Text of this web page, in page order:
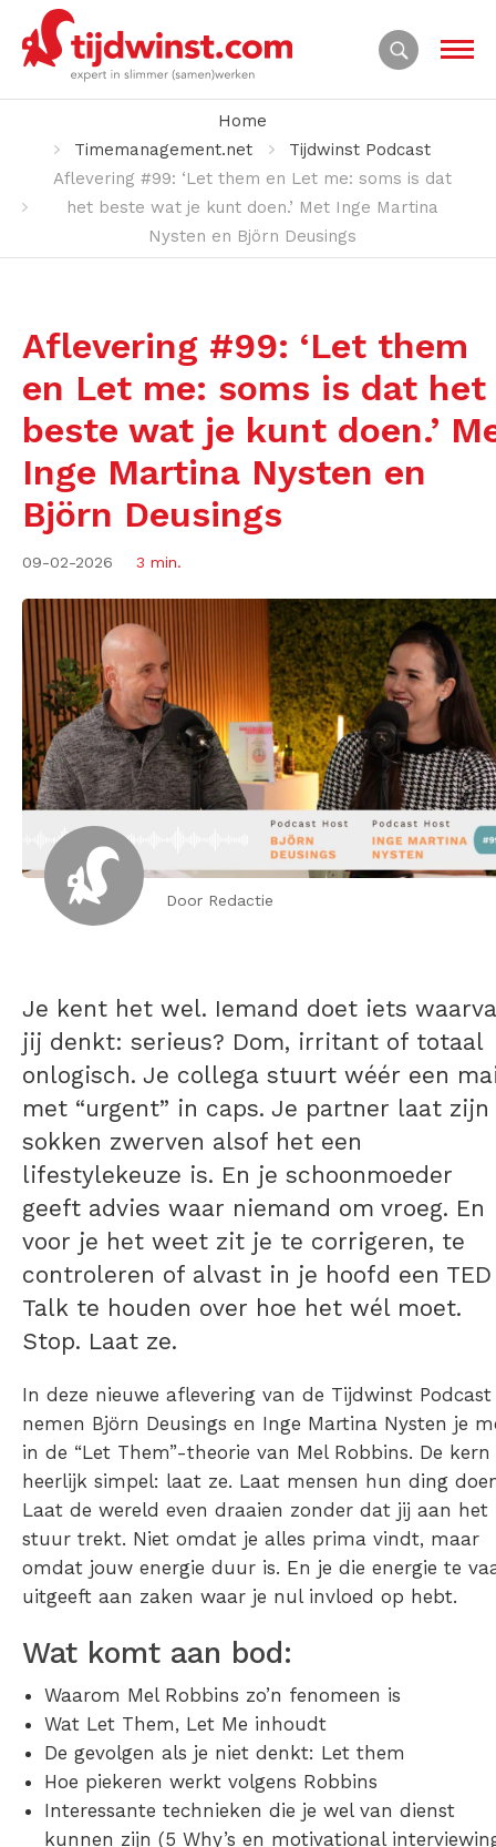
Home
Timemanagement.net
Tijdwinst Podcast
Aflevering #99: ‘Let them en Let me: soms is dat
het beste wat je kunt doen.’ Met Inge Martina
Nysten en Björn Deusings
Aflevering #99: ‘Let them
en Let me: soms is dat het
beste wat je kunt doen.’
Inge Martina Nysten en
Björn Deusings
09-02-2026 3 min.
Door Redactie
Je kent het wel. Iemand doet iets
jij denkt: serieus? Dom, irritant of totaal
onlogisch. Je collega stuurt wéér een
met “urgent” in caps. Je partner laat zijn
sokken zwerven alsof het een
lifestylekeuze is. En je schoonmoeder
geeft advies waar niemand om vroeg. En
voor je het weet zit je te corrigeren, te
controleren of alvast in je hoofd een TED
Talk te houden over hoe het wél moet.
Stop. Laat ze.
In deze nieuwe aflevering van de Tijdwinst Podcast
nemen Björn Deusings en Inge Martina Nysten je
in de “Let Them”-theorie van Mel Robbins. De kern
heerlijk simpel: laat ze. Laat mensen hun ding
Laat de wereld even draaien zonder dat jij aan het
stuur trekt. Niet omdat je alles prima vindt, maar
omdat jouw energie duur is. En je die energie te
uitgeeft aan zaken waar je nul invloed op hebt.
Wat komt aan bod:
Waarom Mel Robbins zo’n fenomeen is
Wat Let Them, Let Me inhoudt
De gevolgen als je niet denkt: Let them
Hoe piekeren werkt volgens Robbins
Interessante technieken die je wel van dienst
kunnen zijn (5 Why’s en motivational